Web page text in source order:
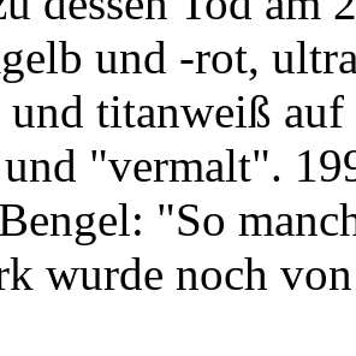
und -rot,
titanweiß
"vermalt".
"So
wurde noch